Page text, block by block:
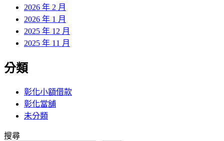
2026 年 2 月
2026 年 1 月
2025 年 12 月
2025 年 11 月
分類
彰化小額借款
彰化當舖
未分類
搜尋